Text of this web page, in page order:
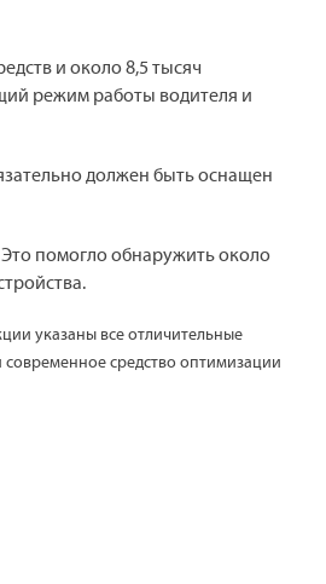
и около 8,5 тысяч
режим работы водителя и
должен быть оснащен
помогло обнаружить около
указаны все отличительные
современное средство оптимизации